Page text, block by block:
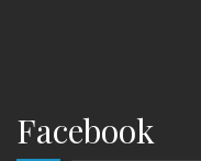
Facebook